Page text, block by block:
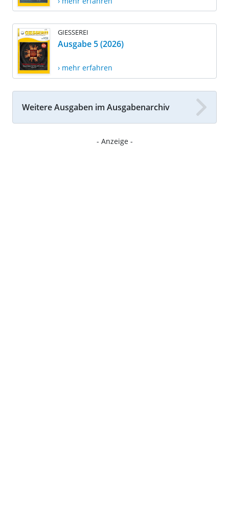
GIESSEREI
Ausgabe 5 (2026)
› mehr erfahren
Weitere Ausgaben im Ausgabenarchiv
- Anzeige -